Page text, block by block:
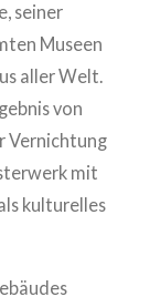
seiner
Museen
aller Welt.
von
Vernichtung
mit
kulturelles